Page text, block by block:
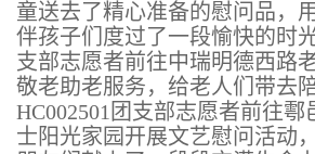
童送去了精心准备的慰问品，
伴孩子们度过了一段愉快的时
支部志愿者前往中瑞明德西路
敬老助老服务，给老人们带去
HC002501团支部志愿者前往
士阳光家园开展文艺慰问活动